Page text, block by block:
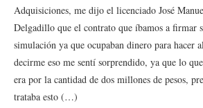
Adquisiciones, me dijo el licenciado José
Delgadillo que el contrato que íbamos a firmar
simulación ya que ocupaban dinero para hacer
decirme eso me sentí sorprendido, ya que lo
era por la cantidad de dos millones de pesos,
trataba esto (…)